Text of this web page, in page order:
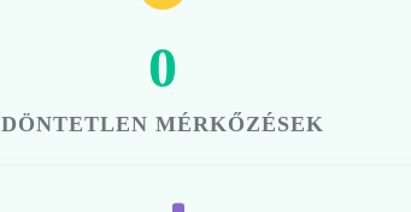
0
DÖNTETLEN MÉRKŐZÉSEK